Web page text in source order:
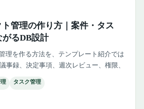
管理の作り方｜案件・タス
るDB設計
理を作る方法を、テンプレート紹介では
事録、決定事項、週次レビュー、権限、
タスク管理